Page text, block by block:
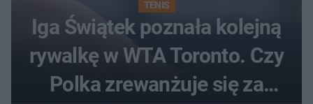
TENIS
Iga Świątek poznała kolejną
rywalkę w WTA Toronto. Czy
Polka zrewanżuje się za